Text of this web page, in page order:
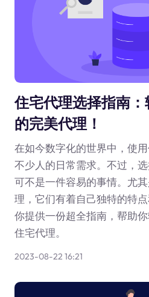
住宅代理选择指南
的完美代理！
在如今数字化的世界中，使
不少人的日常需求。不过，
可不是一件容易的事情。尤
理，它们有着自己独特的特
你提供一份超全指南，帮助
住宅代理。
2023-08-22 16:21